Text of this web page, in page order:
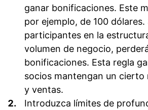
ganar bonificaciones. Este
por ejemplo, de 100 dólares.
participantes en la
volumen de negocio,
bonificaciones. Esta regla
socios mantengan un cierto
y ventas.
Introduzca límites de